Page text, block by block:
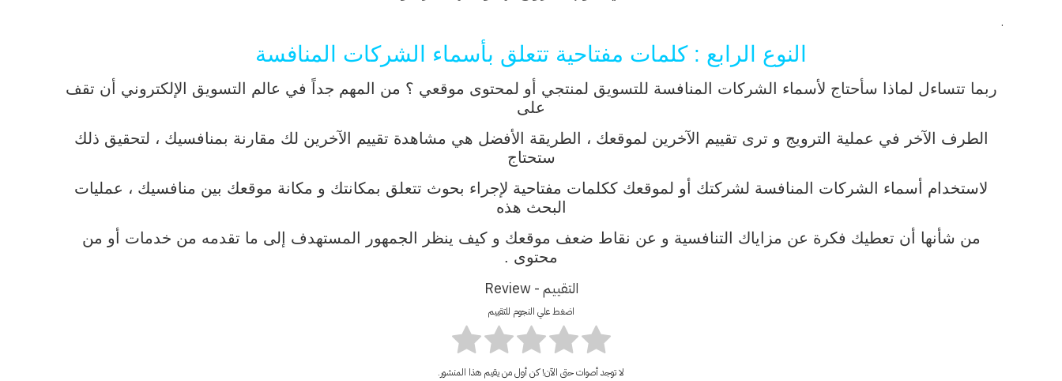
.
النوع الرابع : كلمات مفتاحية تتعلق بأسماء الشركات المنافسة
ربما تتساءل لماذا سأحتاج لأسماء الشركات المنافسة للتسويق لمنتجي أو لمحتوى موقعي ؟ من المهم جداً في عالم التسويق الإلكتروني أن تقف
على
الطرف الآخر في عملية الترويج و ترى تقييم الآخرين لموقعك ، الطريقة الأفضل هي مشاهدة تقييم الآخرين لك مقارنة بمنافسيك ، لتحقيق ذلك
ستحتاج
لاستخدام أسماء الشركات المنافسة لشركتك أو لموقعك ككلمات مفتاحية لإجراء بحوث تتعلق بمكانتك و مكانة موقعك بين منافسيك ، عمليات
البحث هذه
من شأنها أن تعطيك فكرة عن مزاياك التنافسية و عن نقاط ضعف موقعك و كيف ينظر الجمهور المستهدف إلى ما تقدمه من خدمات أو من
محتوى .
التقييم - Review
اضغط علي النجوم للتقييم
لا توجد أصوات حتى الآن! كن أول من يقيم هذا المنشور.